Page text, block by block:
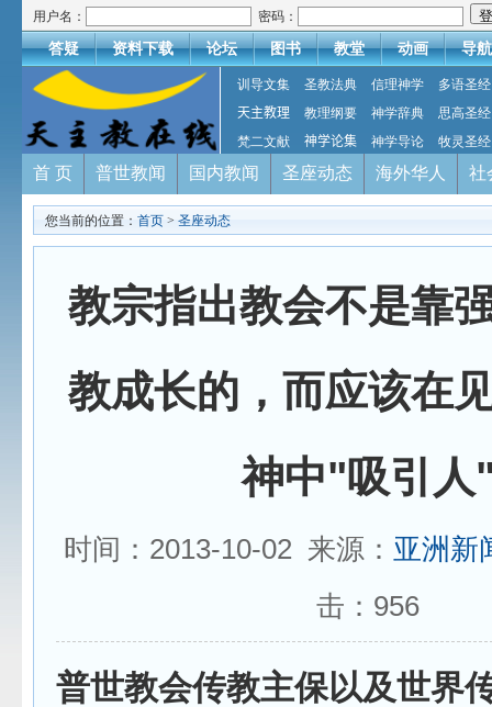
用户名： 密码：
答疑 资料下载 论坛 图书 教堂 动画 导航
训导文集 圣教法典 信理神学
多语圣经
天主教理
教理纲要 神学辞典
思高圣经
梵二文献
神学论集 神学导论 牧灵圣经
首 页 普世教闻 国内教闻 圣座动态 海外华人 社
您当前的位置： 首页 > 圣座动态
教宗指出教会不是靠
教成长的，而应该在
神中"吸引人
时间：2013-10-02 来源： 亚洲新
击： 956
普世教会传教主保以及世界